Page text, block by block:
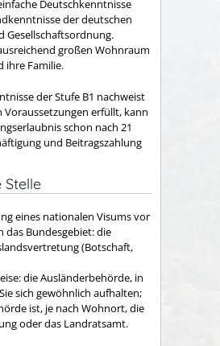
Deutschkenntnisse
der deutschen
Gesellschaftsordnung.
großen Wohnraum
ihre Familie.
der Stufe B1 nachweist
Voraussetzungen erfüllt, kann
schon nach 21
und Beitragszahlung
Stelle
eines nationalen Visums vor
das Bundesgebiet: die
(Botschaft,
die Ausländerbehörde, in
sich gewöhnlich aufhalten;
ist, je nach Wohnort, die
oder das Landratsamt.